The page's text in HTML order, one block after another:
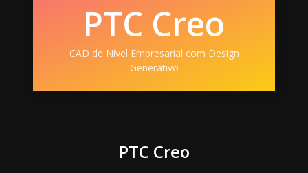
PTC Creo
CAD de Nível Empresarial com Design
Generativo
PTC Creo